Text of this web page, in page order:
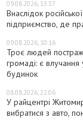
09.08.2026, 13:37
Внаслідок
підприємство, де
09.08.2026, 10:16
Троє людей
громаді: є влучання
будинок
08.08.2026, 22:06
У райцентрі
вибратися з авто,